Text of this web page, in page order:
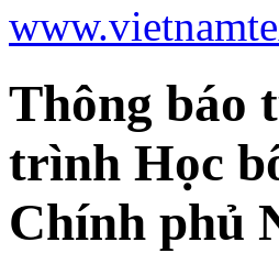
Thông báo
trình Học
Chính phủ